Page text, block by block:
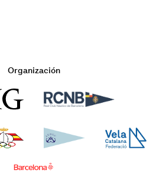
Organización